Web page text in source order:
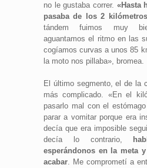
no le gustaba correr. «Hasta
pasaba de los 2
tándem fuimos muy
aguantamos el ritmo en las
cogíamos curvas a unos 85
la moto nos pillaba», bromea.
El último segmento, el de la
más complicado. «En el
pasarlo mal con el
parar a vomitar porque era
decía que era imposible
decía lo contrario,
esperándonos en la meta
acabar. Me comprometí a